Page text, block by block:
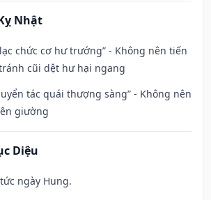
Nhật
chức cơ hư trướng” - Không nên tiến
cũi dệt hư hại ngang
tác quái thượng sàng” - Không nên
giường
Diệu
ngày Hung.